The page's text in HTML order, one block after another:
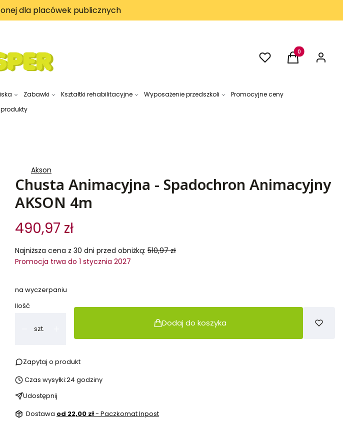
dla placówek publicznych
UlubioneProdukty w
Koszyk Zaloguj
Zabawki Kształtki rehabilitacyjne Wyposażenie przedszkoli
Promocyjne ceny
Akson
Chusta Animacyjna - Spadochron Animacyjny
AKSON 4m
490,97 zł
Najniższa cena z 30 dni przed obniżką: 510,97 zł
Promocja trwa do 1 stycznia 2027
na wyczerpaniu
Ilość
szt.
Dodaj do koszyka
Zapytaj o produkt
Czas wysyłki:24 godziny
Udostępnij
Dostawa od 22,00 zł- Paczkomat Inpost